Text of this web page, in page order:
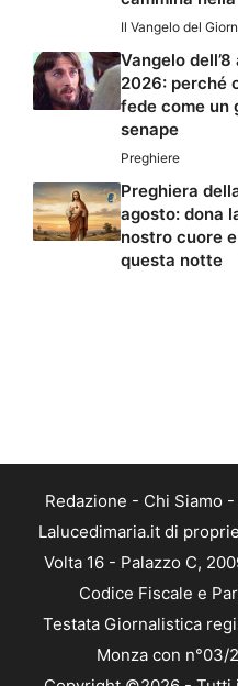
Il Vangelo del
Vangelo
2026: perché
fede come un
senape
Preghiere
Preghiera
agosto: dona
nostro cuore
questa notte
Redazione - Chi Siamo -
Lalucedimaria.it di
Volta 16 - Palazzo C,
Codice Fiscale e
Testata Giornalistica
Monza con